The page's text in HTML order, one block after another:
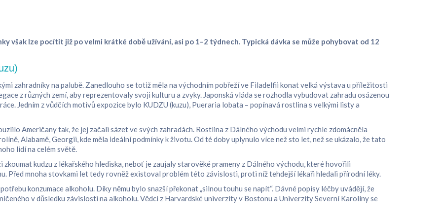
však lze pocítit již po velmi krátké době užívání, asi po 1–2 týdnech. Typická dávka se může pohybovat od 12
zahradníky na palubě. Zanedlouho se totiž měla na východním pobřeží ve Filadelfii konat velká výstava u příležitosti
z různých zemí, aby reprezentovaly svoji kulturu a zvyky. Japonská vláda se rozhodla vybudovat zahradu osázenou
Jedním z vůdčích motivů expozice bylo KUDZU (kuzu), Pueraria lobata – popínavá rostlina s velkými listy a
Američany tak, že jej začali sázet ve svých zahradách. Rostlina z Dálného východu velmi rychle zdomácněla
Alabamě, Georgii, kde měla ideální podmínky k životu. Od té doby uplynulo více než sto let, než se ukázalo, že tato
lidí na celém světě.
kudzu z lékařského hlediska, neboť je zaujaly starověké prameny z Dálného východu, které hovořili
Před mnoha stovkami let tedy rovněž existoval problém této závislosti, proti níž tehdejší lékaři hledali přírodní léky.
konzumace alkoholu. Díky němu bylo snazší překonat „silnou touhu se napít“. Dávné popisy léčby uvádějí, že
v důsledku závislosti na alkoholu. Vědci z Harvardské univerzity v Bostonu a Univerzity Severní Karolíny se